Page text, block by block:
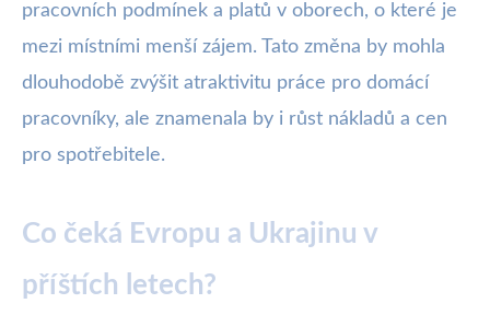
pracovních podmínek a platů v oborech, o které je
mezi místními menší zájem. Tato změna by mohla
dlouhodobě zvýšit atraktivitu práce pro domácí
pracovníky, ale znamenala by i růst nákladů a cen
pro spotřebitele.
Co čeká Evropu a Ukrajinu v
příštích letech?